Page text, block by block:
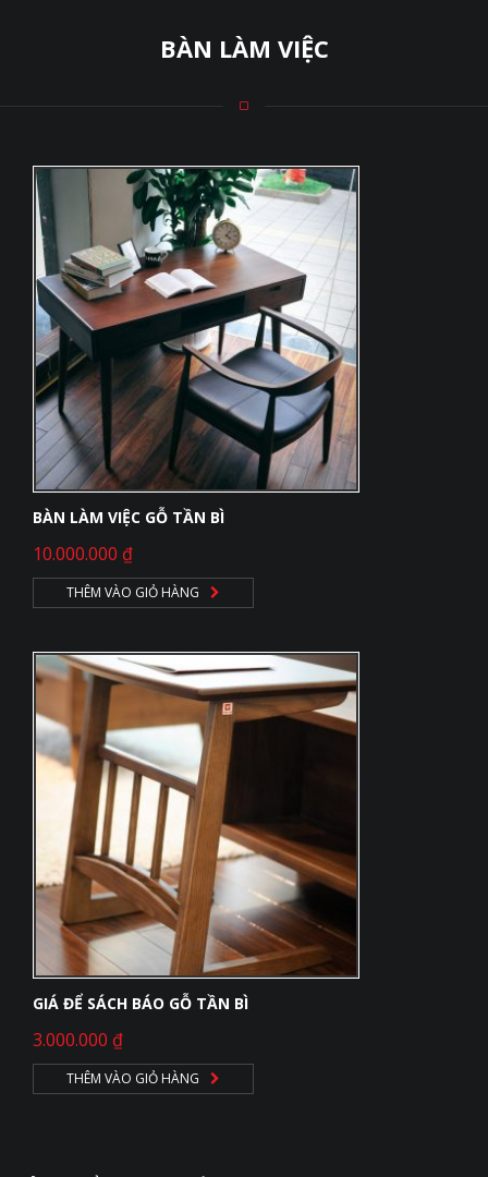
BÀN LÀM VIỆC
BÀN LÀM VIỆC GỖ TẦN BÌ
10.000.000 ₫
THÊM VÀO GIỎ HÀNG
GIÁ ĐỂ SÁCH BÁO GỖ TẦN BÌ
3.000.000 ₫
THÊM VÀO GIỎ HÀNG